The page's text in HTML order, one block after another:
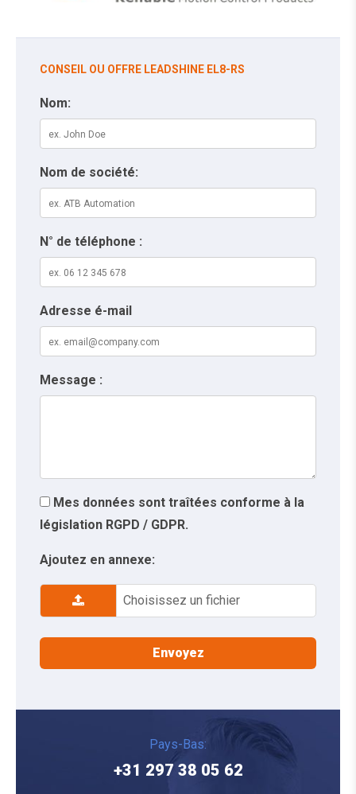
CONSEIL OU OFFRE LEADSHINE EL8-RS
Nom:
Nom de société:
N° de téléphone :
Adresse é-mail
Message :
Mes données sont traîtées conforme à la
législation RGPD / GDPR.
Ajoutez en annexe:
Choisissez un fichier
Pays-Bas:
+31 297 38 05 62